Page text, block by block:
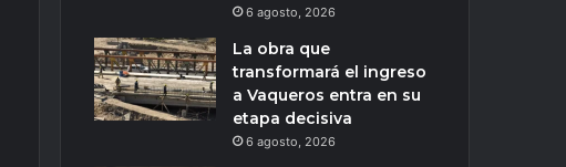
6 agosto, 2026
La obra que
transformará el ingreso
a Vaqueros entra en su
etapa decisiva
6 agosto, 2026